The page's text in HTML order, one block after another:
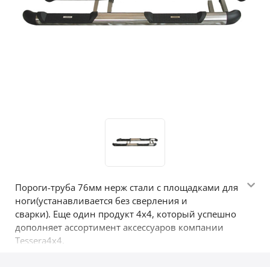
Пороги-труба 76мм нерж стали с площадками для
ноги(устанавливается без сверления и
сварки). Еще один продукт 4х4, который успешно
дополняет ассортимент аксессуаров компании
Tessera4x4.